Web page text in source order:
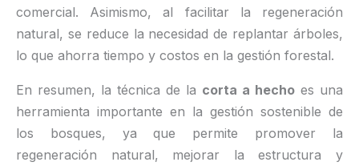
comercial. Asimismo, al facilitar la regeneración
natural, se reduce la necesidad de replantar árboles,
lo que ahorra tiempo y costos en la gestión forestal.
En resumen, la técnica de la corta a hecho es una
herramienta importante en la gestión sostenible de
los bosques, ya que permite promover la
regeneración natural, mejorar la estructura y